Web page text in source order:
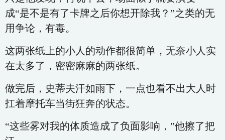
成“是不是有了卡牌之后你想开除我？”之类的无
用争论，有毒。
这两张纸上的小人的动作都很简单，无奈小人实
在太多了，密密麻麻的两张纸。
做完后，史蒂夫汗如雨下，一点也看不出大人时
扛着摩托车当街狂奔的状态。
“这些雾对我的体质造成了负面影响，”他擦了把